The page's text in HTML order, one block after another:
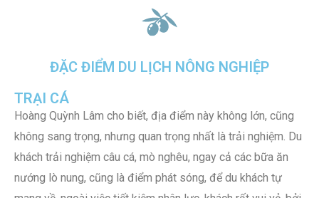
ĐẶC ĐIỂM DU LỊCH NÔNG NGHIỆP
TRẠI CÁ
Hoàng Quỳnh Lâm cho biết, địa điểm này không lớn, cũng
không sang trọng, nhưng quan trọng nhất là trải nghiệm. Du
khách trải nghiệm câu cá, mò nghêu, ngay cả các bữa ăn
nướng lò nung, cũng là điểm phát sóng, để du khách tự